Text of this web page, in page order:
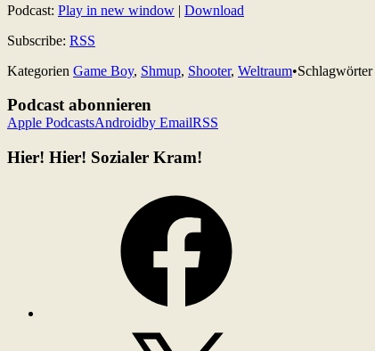
Podcast: Play in new window | Download
Subscribe: RSS
Kategorien Game Boy, Shmup, Shooter, Weltraum•Schlagwörter
Podcast abonnieren
Apple PodcastsAndroidby EmailRSS
Hier! Hier! Sozialer Kram!